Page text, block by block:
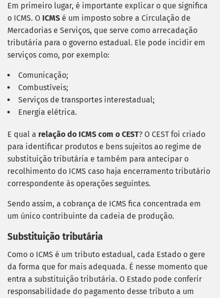
Em primeiro lugar, é importante explicar o que significa
o ICMS. O ICMS é um imposto sobre a Circulação de
Mercadorias e Serviços, que serve como arrecadação
tributária para o governo estadual. Ele pode incidir em
serviços como, por exemplo:
Comunicação;
Combustíveis;
Serviços de transportes interestadual;
Energia elétrica.
E qual a relação do ICMS com o CEST? O CEST foi criado
para identificar produtos e bens sujeitos ao regime de
substituição tributária e também para antecipar o
recolhimento do ICMS caso haja encerramento tributário
correspondente às operações seguintes.
Sendo assim, a cobrança de ICMS fica concentrada em
um único contribuinte da cadeia de produção.
Substituição tributária
Como o ICMS é um tributo estadual, cada Estado o gere
da forma que for mais adequada. É nesse momento que
entra a substituição tributária. O Estado pode conferir
responsabilidade do pagamento desse tributo a um